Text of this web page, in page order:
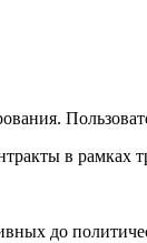
в рамках
до